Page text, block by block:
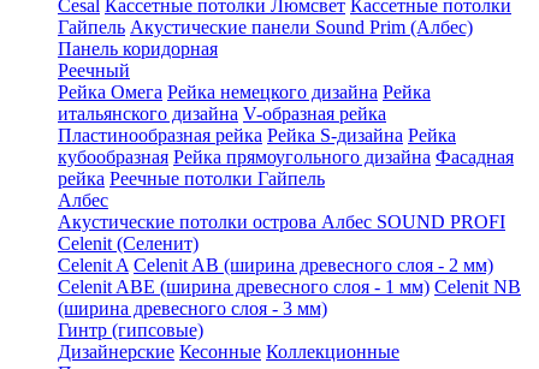
Cesal Кассетные потолки Люмсвет Кассетные потолки
Гайпель Акустические панели Sound Prim (Албес)
Панель коридорная
Реечный
Рейка Омега Рейка немецкого дизайна Рейка
итальянского дизайна V-образная рейка
Пластинообразная рейка Рейка S-дизайна Рейка
кубообразная Рейка прямоугольного дизайна Фасадная
рейка Реечные потолки Гайпель
Албес
Акустические потолки острова Албес SOUND PROFI
Celenit (Селенит)
Celenit A Celenit AB (ширина древесного слоя - 2 мм)
Celenit ABE (ширина древесного слоя - 1 мм) Celenit NB
(ширина древесного слоя - 3 мм)
Гинтр (гипсовые)
Дизайнерские Кесонные Коллекционные